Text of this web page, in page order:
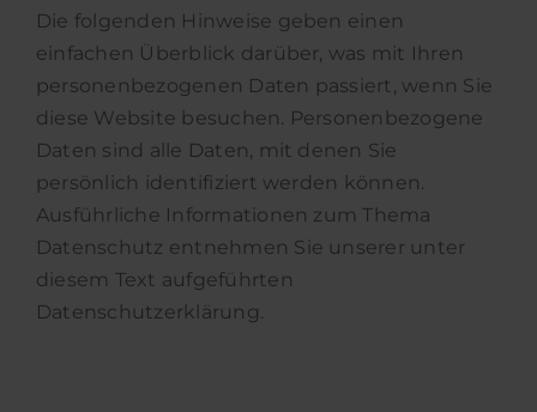
Die folgenden Hinweise geben einen
einfachen Überblick darüber, was mit Ihren
personenbezogenen Daten passiert, wenn Sie
diese Website besuchen. Personenbezogene
Daten sind alle Daten, mit denen Sie
persönlich identifiziert werden können.
Ausführliche Informationen zum Thema
Datenschutz entnehmen Sie unserer unter
diesem Text aufgeführten
Datenschutzerklärung.